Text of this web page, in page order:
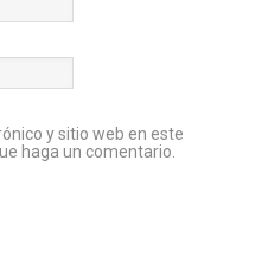
y sitio web en este
haga un comentario.